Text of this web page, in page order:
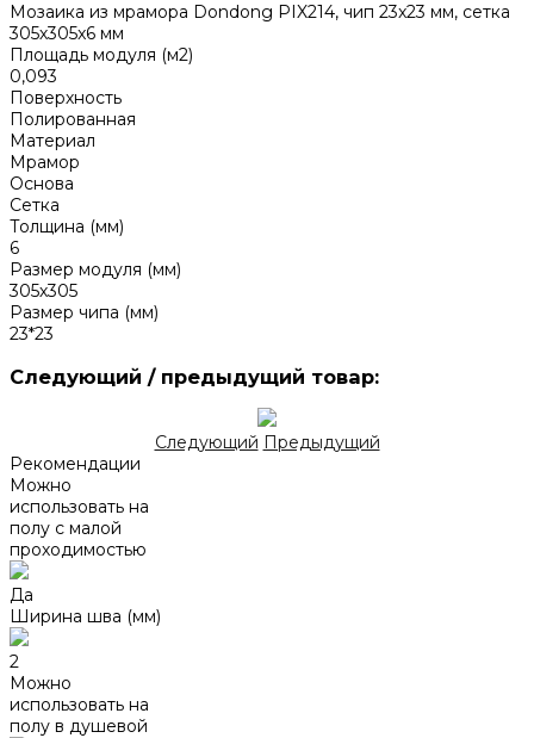
Мозаика из мрамора Dondong PIX214, чип 23x23 мм, сетка
305х305x6 мм
Площадь модуля (м2)
0,093
Поверхность
Полированная
Материал
Мрамор
Основа
Сетка
Толщина (мм)
6
Размер модуля (мм)
305х305
Размер чипа (мм)
23*23
Следующий / предыдущий товар:
Следующий Предыдущий
Рекомендации
Можно
использовать на
полу с малой
проходимостью
Да
Ширина шва (мм)
2
Можно
использовать на
полу в душевой